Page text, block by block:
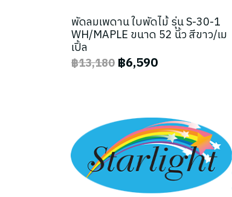
พัดลมเพดาน ใบพัดไม้ รุ่น S-30-1
WH/MAPLE ขนาด 52 นิ้ว สีขาว/เม
เปิ้ล
฿13,180 ฿6,590